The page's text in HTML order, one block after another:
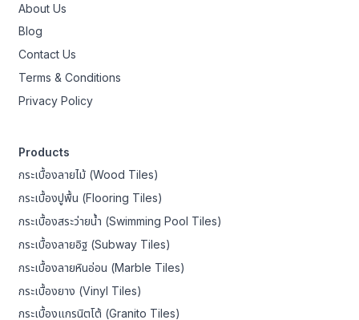
About Us
Blog
Contact Us
Terms & Conditions
Privacy Policy
Products
กระเบื้องลายไม้ (Wood Tiles)
กระเบื้องปูพื้น (Flooring Tiles)
กระเบื้องสระว่ายน้ำ (Swimming Pool Tiles)
กระเบื้องลายอิฐ (Subway Tiles)
กระเบื้องลายหินอ่อน (Marble Tiles)
กระเบื้องยาง (Vinyl Tiles)
กระเบื้องแกรนิตโต้ (Granito Tiles)